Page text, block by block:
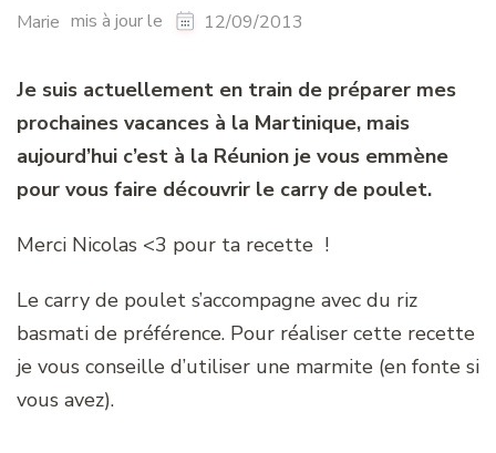
Marie mis à jour le 12/09/2013
Je suis actuellement en train de préparer mes
prochaines vacances à la Martinique, mais
aujourd’hui c’est à la Réunion je vous emmène
pour vous faire découvrir le carry de poulet.
Merci Nicolas <3 pour ta recette !
Le carry de poulet s’accompagne avec du riz
basmati de préférence. Pour réaliser cette recette
je vous conseille d’utiliser une marmite (en fonte si
vous avez).